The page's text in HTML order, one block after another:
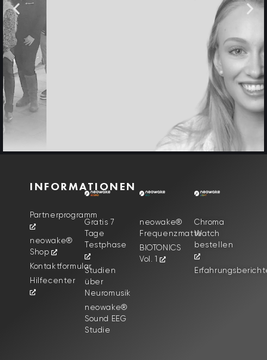
INFORMATIONEN
Partnerprogramm
neowake®
Shop
Kontaktformular
Hilfecenter
Gratis 7
Tage
Testphase
Studien
über
Neuromusik
neowake®
Sound EEG
Studie
neowake®
Frequenzmatte
BIOTONICS
Vol. 1
Chroma
Watch
bestellen